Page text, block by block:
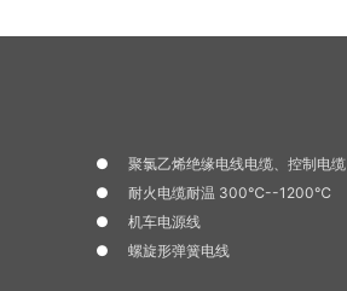
聚氯乙烯绝缘电线电缆、控制电缆
耐火电缆耐温 300℃--1200℃
机车电源线
螺旋形弹簧电线